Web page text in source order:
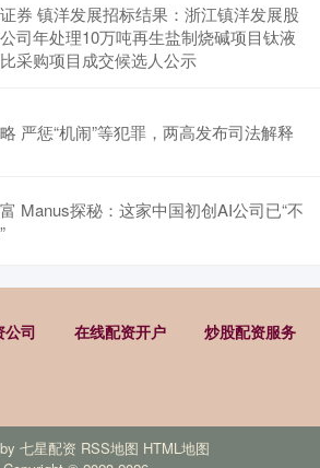
券 镇洋发展招标结果：浙江镇洋发展股
司年处理10万吨再生盐制烧碱项目钛液
采购项目成交候选人公示
严惩“机闹”等犯罪，两高发布司法解释
Manus探秘：这家中国初创AI公司已“不
公司 在线配资开户 炒股配资服务
七星配资 RSS地图 HTML地图